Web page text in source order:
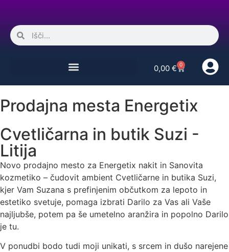
0,00 € 0
Prodajna mesta Energetix
Cvetličarna in butik Suzi -
Litija
Novo prodajno mesto za Energetix nakit in Sanovita
kozmetiko – čudovit ambient Cvetličarne in butika Suzi,
kjer Vam Suzana s prefinjenim občutkom za lepoto in
estetiko svetuje, pomaga izbrati Darilo za Vas ali Vaše
najljubše, potem pa še umetelno aranžira in popolno Darilo
je tu.
V ponudbi bodo tudi moji unikati, s srcem in dušo narejene